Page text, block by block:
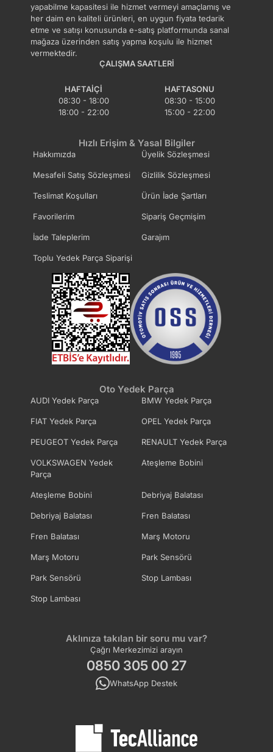
yapabilme kapasitesi ile hizmet vermeyi amaçlamış ve
her daim en kaliteli ürünleri, en uygun fiyata tedarik
etme ve satışı konusunda e-satış platformunda sanal
mağaza üzerinden satış yapma koşulu ile hizmet
vermektedir.
ÇALIŞMA SAATLERI
HAFTAIÇI
08:30 - 18:00
18:00 - 22:00
HAFTASONU
08:30 - 15:00
15:00 - 22:00
Hızlı Erişim & Yasal Bilgiler
Hakkımızda Üyelik Sözleşmesi
Mesafeli Satış Sözleşmesi Gizlilik Sözleşmesi
Teslimat Koşulları Ürün İade Şartları
Favorilerim Sipariş Geçmişim
İade Taleplerim Garajım
Toplu Yedek Parça Siparişi
Oto Yedek Parça
AUDI Yedek Parça BMW Yedek Parça
FIAT Yedek Parça OPEL Yedek Parça
PEUGEOT Yedek Parça RENAULT Yedek Parça
VOLKSWAGEN Yedek
Parça
Ateşleme Bobini
Ateşleme Bobini Debriyaj Balatası
Debriyaj Balatası Fren Balatası
Fren Balatası Marş Motoru
Marş Motoru Park Sensörü
Park Sensörü Stop Lambası
Stop Lambası
Aklınıza takılan bir soru mu var?
Çağrı Merkezimizi arayın
0850 305 00 27
WhatsApp Destek